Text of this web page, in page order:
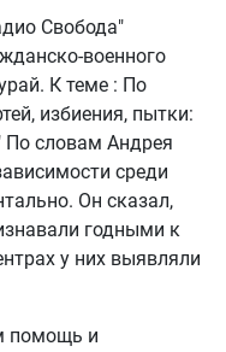
Свобода"
военного
К теме : По
избиения, пытки:
По словам Андрея
среди
Он сказал,
годными к
у них выявляли
помощь и